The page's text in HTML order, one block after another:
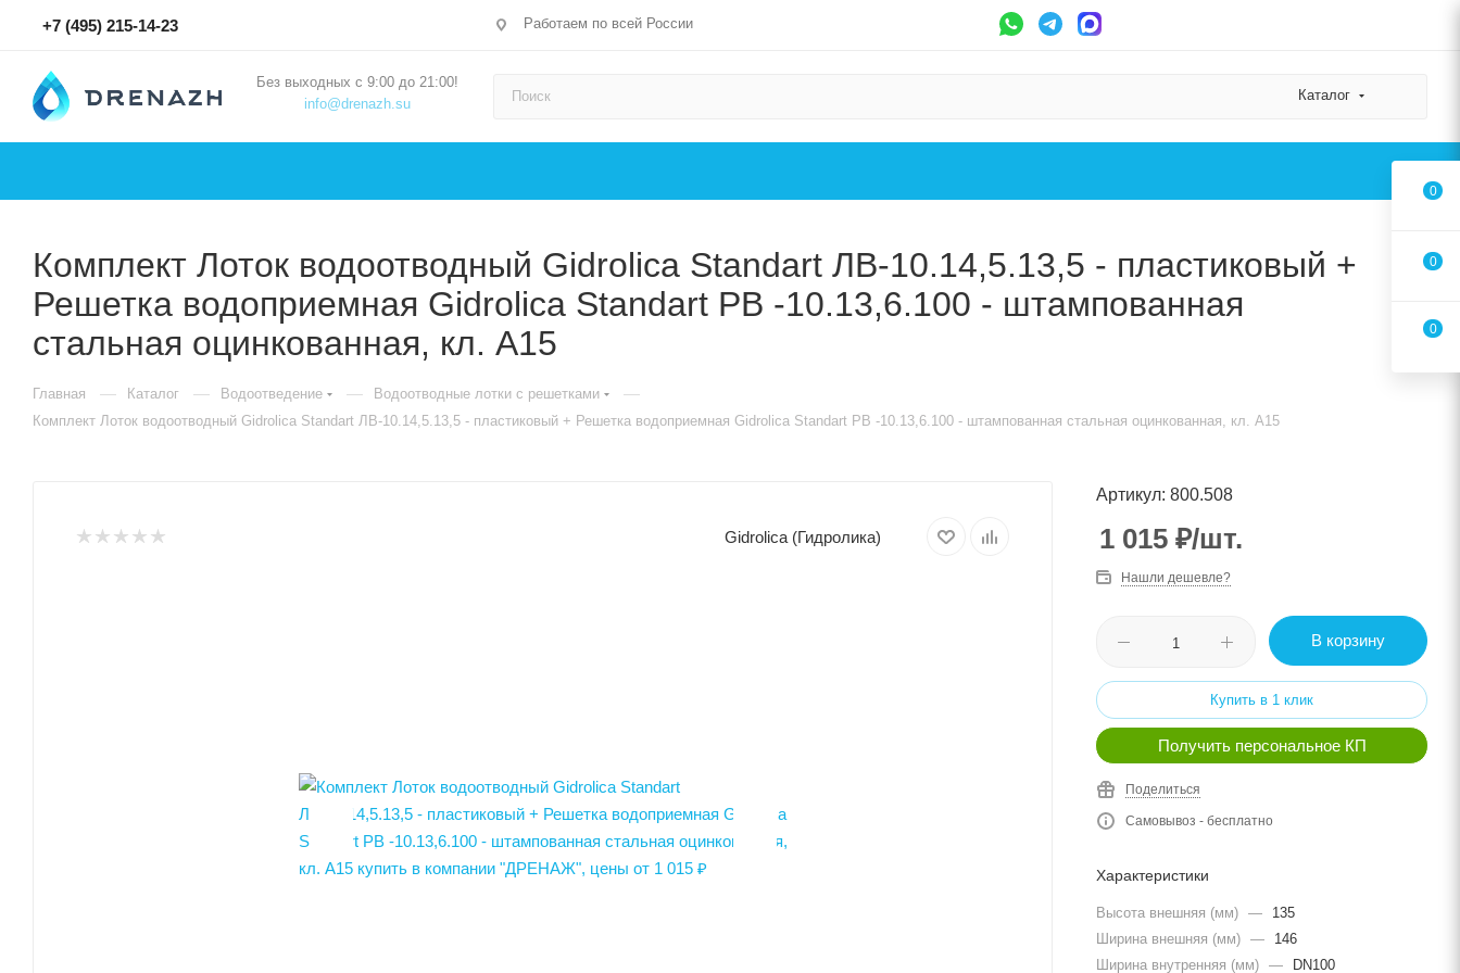
+7 (495) 215-14-23 Работаем по всей России
Без выходных с 9:00 до 21:00!
info@drenazh.su
Каталог
Комплект Лоток водоотводный Gidrolica Standart ЛВ-10.14,5.13,5 - пластиковый +
Решетка водоприемная Gidrolica Standart РВ -10.13,6.100 - штампованная
стальная оцинкованная, кл. А15
Главная — Каталог — Водоотведение — Водоотводные лотки с решетками —
Комплект Лоток водоотводный Gidrolica Standart ЛВ-10.14,5.13,5 - пластиковый + Решетка водоприемная Gidrolica Standart РВ -10.13,6.100 - штампованная стальная оцинкованная, кл. А15
Gidrolica (Гидролика)
Артикул: 800.508
1 015 ₽/шт.
Нашли дешевле?
В корзину
Купить в 1 клик
Получить персональное КП
Поделиться
Самовывоз - бесплатно
Характеристики
Высота внешняя (мм) —
135
Ширина внешняя (мм) —
146
Ширина внутренняя (мм) — DN100
0
0
0